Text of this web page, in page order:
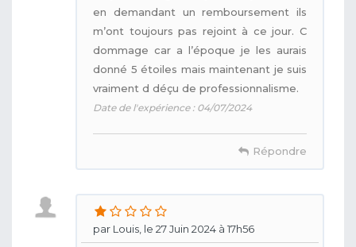
en demandant un remboursement ils
m’ont toujours pas rejoint à ce jour. C
dommage car a l’époque je les aurais
donné 5 étoiles mais maintenant je suis
vraiment d déçu de professionnalisme.
Date de l'expérience : 04/07/2024
Répondre
par Louis, le 27 Juin 2024 à 17h56